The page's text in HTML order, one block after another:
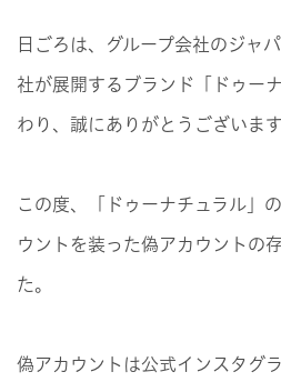
日ごろは、グループ会社のジャ
社が展開するブランド「ドゥー
わり、誠にありがとうございます
この度、「ドゥーナチュラル」
ウントを装った偽アカウントの
た。
偽アカウントは公式インスタグ